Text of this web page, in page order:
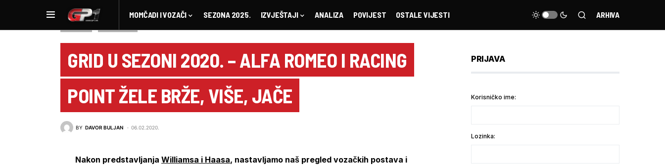
MOMČADI I VOZAČI SEZONA 2025. IZVJEŠTAJI ANALIZA POVIJEST OSTALE VIJESTI ARHIVA
GRID U SEZONI 2020. – ALFA ROMEO I RACING
POINT ŽELE BRŽE, VIŠE, JAČE
BY DAVOR BULJAN 06.02.2020.
Nakon predstavljanja Williamsa i Haasa, nastavljamo naš pregled vozačkih postava i
PRIJAVA
Korisničko ime:
Lozinka: